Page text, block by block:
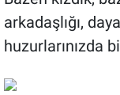
arkadaşlığı,
huzurlarınızda